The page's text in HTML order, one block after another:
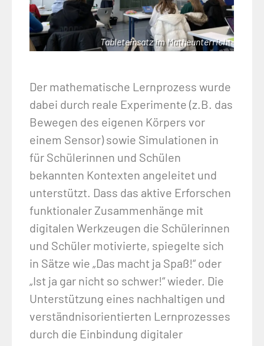
Tableteinsatz im Matheunterricht
Der mathematische Lernprozess wurde
dabei durch reale Experimente (z.B. das
Bewegen des eigenen Körpers vor
einem Sensor) sowie Simulationen in
für Schülerinnen und Schülen
bekannten Kontexten angeleitet und
unterstützt. Dass das aktive Erforschen
funktionaler Zusammenhänge mit
digitalen Werkzeugen die Schülerinnen
und Schüler motivierte, spiegelte sich
in Sätze wie „Das macht ja Spaß!“ oder
„Ist ja gar nicht so schwer!“ wieder. Die
Unterstützung eines nachhaltigen und
verständnisorientierten Lernprozesses
durch die Einbindung digitaler